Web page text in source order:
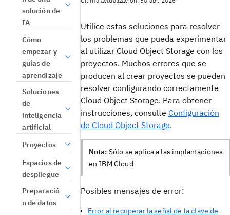
solución de
IA
Cómo
empezar y
guías de
aprendizaje
Soluciones
de
inteligencia
artificial
Proyectos
Espacios de
despliegue
Preparació
n de datos
Utilice estas soluciones para resolver
los problemas que pueda experimentar
al utilizar Cloud Object Storage con los
proyectos. Muchos errores que se
producen al crear proyectos se pueden
resolver configurando correctamente
Cloud Object Storage. Para obtener
instrucciones, consulte Configuración
de Cloud Object Storage.
Nota: Sólo se aplica a las implantaciones
en IBM Cloud
Posibles mensajes de error:
Error al recuperar la señal de la clave de